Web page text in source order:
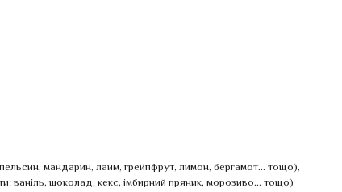
мандарин, лайм, грейпфрут, лимон, бергамот... тощо),
ваніль, шоколад, кекс, імбирний пряник, морозиво... тощо)